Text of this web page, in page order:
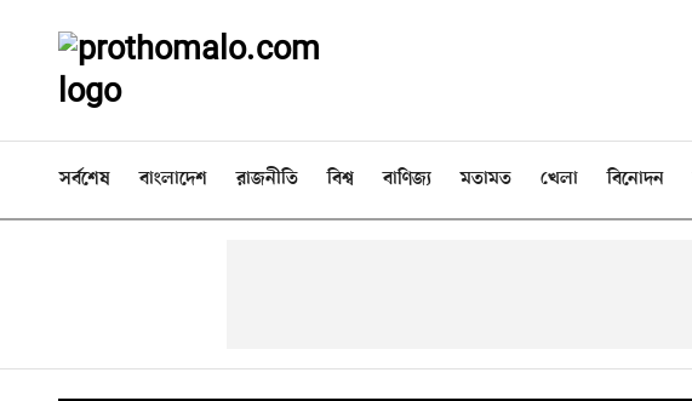
সর্বশেষ বাংলাদেশ রাজনীতি বিশ্ব বাণিজ্য মতামত খেলা বিনোদন